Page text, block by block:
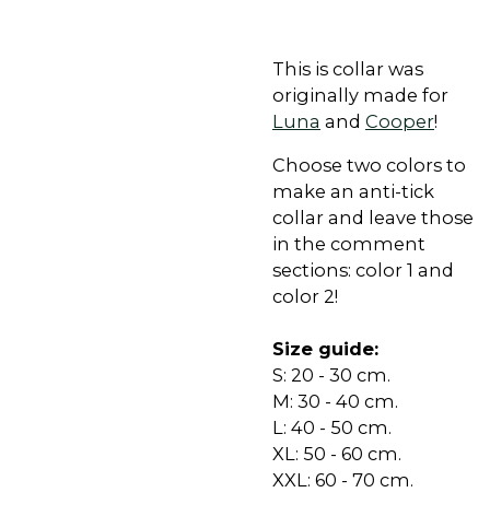
This is collar was
originally made for
Luna and Cooper!
Choose two colors to
make an anti-tick
collar and leave those
in the comment
sections: color 1 and
color 2!
Size guide:
S: 20 - 30 cm.
M: 30 - 40 cm.
L: 40 - 50 cm.
XL: 50 - 60 cm.
XXL: 60 - 70 cm.